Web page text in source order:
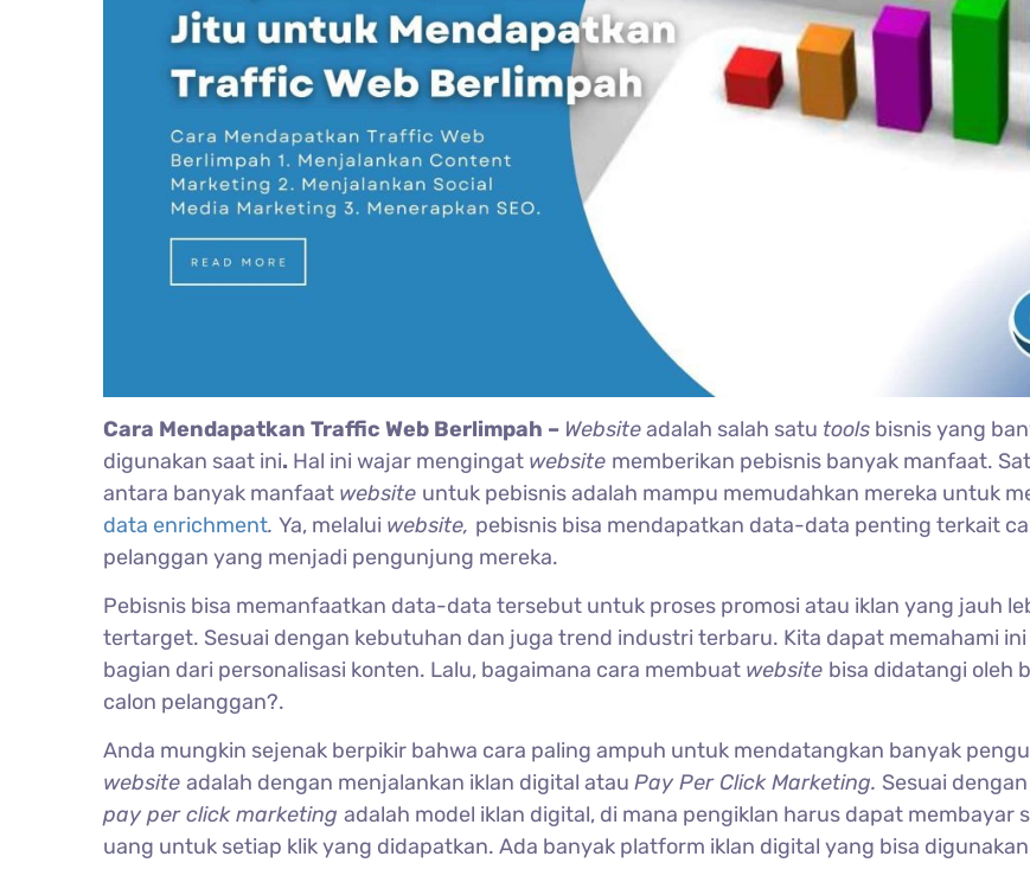
Cara Mendapatkan Traffic Web Berlimpah – Websiteadalah salah satu tools bisnis yang
digunakan saat ini. Hal ini wajar mengingat website memberikan pebisnis banyak manfaat.
antara banyak manfaat website untuk pebisnis adalah mampu memudahkan mereka untuk
data enrichment. Ya, melalui website, pebisnis bisa mendapatkan data-data penting terkait
pelanggan yang menjadi pengunjung mereka.
Pebisnis bisa memanfaatkan data-data tersebut untuk proses promosi atau iklan yang jauh
tertarget. Sesuai dengan kebutuhan dan juga trend industri terbaru. Kita dapat memahami ini
bagian dari personalisasi konten. Lalu, bagaimana cara membuat website bisa didatangi oleh
calon pelanggan?.
Anda mungkin sejenak berpikir bahwa cara paling ampuh untuk mendatangkan banyak
website adalah dengan menjalankan iklan digital atau Pay Per Click Marketing. Sesuai
pay per click marketing adalah model iklan digital, di mana pengiklan harus dapat membayar
uang untuk setiap klik yang didapatkan. Ada banyak platform iklan digital yang bisa